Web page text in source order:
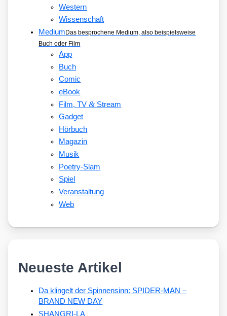
Western
Wissenschaft
Medium Das besprochene Medium, also beispielsweise
Buch oder Film
App
Buch
Comic
eBook
Film, TV&Stream
Gadget
Hörbuch
Magazin
Musik
Poetry-Slam
Spiel
Veranstaltung
Web
Neueste Artikel
Da klingelt der Spinnensinn: SPIDER-MAN –
BRAND NEW DAY
SHANGRI-LA